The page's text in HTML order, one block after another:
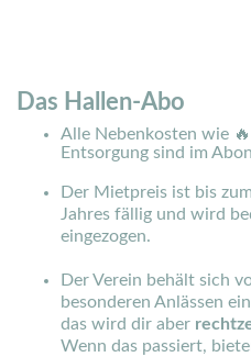
Das Hallen-Abo
Alle Nebenkosten wie
Entsorgung sind im
Der Mietpreis ist bis
Jahres fällig und wird
eingezogen.
Der Verein behält sich
besonderen Anlässen
das wird dir aber
Wenn das passiert,